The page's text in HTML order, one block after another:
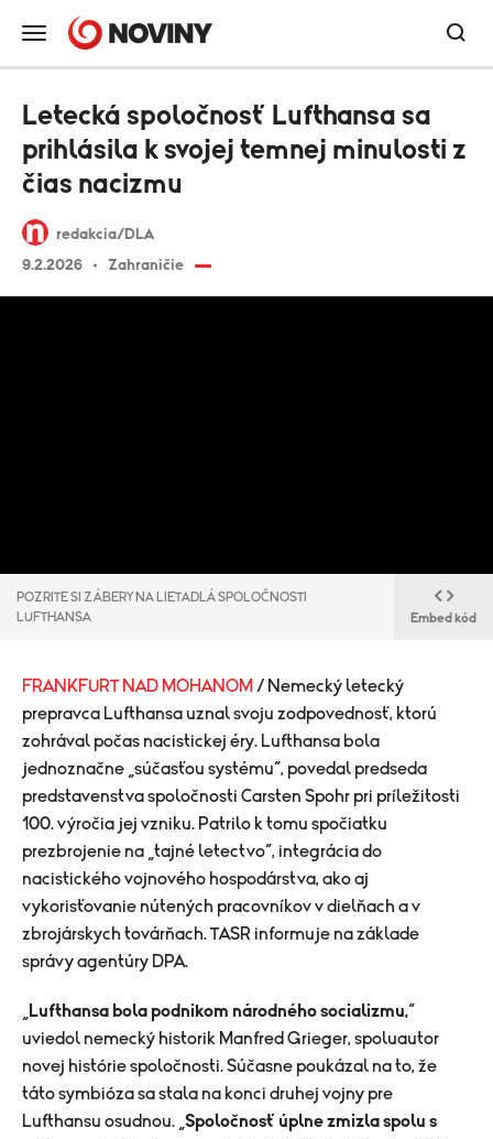
redakcia/DLA
9.2.2026
Zahraničie
Letecká spoločnosť Lufthansa sa
prihlásila k svojej temnej minulosti z
čias nacizmu
POZRITE SI ZÁBERY NA LIETADLÁ SPOLOČNOSTI
LUFTHANSA
Embed kód
FRANKFURT NAD MOHANOM / Nemecký letecký
prepravca Lufthansa uznal svoju zodpovednosť, ktorú
zohrával počas nacistickej éry. Lufthansa bola
jednoznačne „súčasťou systému“, povedal predseda
predstavenstva spoločnosti Carsten Spohr pri príležitosti
100. výročia jej vzniku. Patrilo k tomu spočiatku
prezbrojenie na „tajné letectvo“, integrácia do
nacistického vojnového hospodárstva, ako aj
vykorisťovanie nútených pracovníkov v dielňach a v
zbrojárskych továrňach. TASR informuje na základe
správy agentúry DPA.
Lufthansa bola podnikom národného socializmu,“
uviedol nemecký historik Manfred Grieger, spoluautor
novej histórie spoločnosti. Súčasne poukázal na to, že
táto symbióza sa stala na konci druhej vojny pre
Lufthansu osudnou. „ Spoločnosť úplne zmizla spolu s